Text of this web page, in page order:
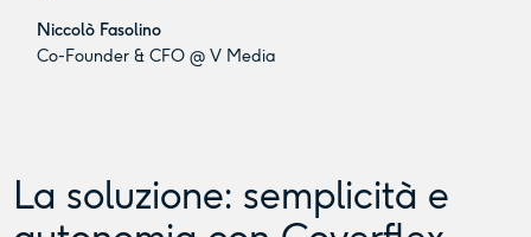
Niccolò Fasolino
Co-Founder & CFO @ V Media
La soluzione: semplicità e